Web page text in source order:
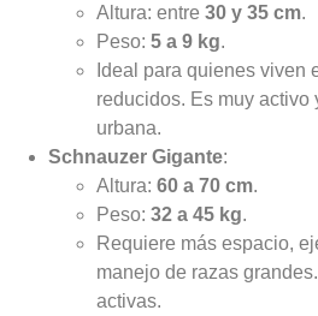
Altura: entre 30 y 35 cm.
Peso: 5 a 9 kg.
Ideal para quienes viven
reducidos. Es muy activo
urbana.
Schnauzer Gigante:
Altura: 60 a 70 cm.
Peso: 32 a 45 kg.
Requiere más espacio,
manejo de razas
activas.